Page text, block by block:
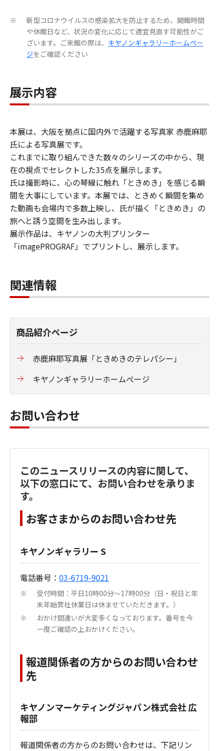
※
新型コロナウイルスの感染拡大を防止するため、開館時間
や休館日など、状況の変化に応じて適宜見直す可能性がご
ざいます。ご来館の際は、 キヤノンギャラリーホームペー
ジをご確認ください
展示内容
本展は、大阪を拠点に国内外で活躍する写真家 赤鹿麻耶
氏による写真展です。
これまでに取り組んできた数々のシリーズの中から、現
在の視点でセレクトした35点を展示します。
氏は撮影時に、心の琴線に触れ「ときめき」を感じる瞬
間を大事にしています。本展では、ときめく瞬間を集め
た動画も会場内で多数上映し、氏が描く「ときめき」の
旅へと誘う空間を生み出します。
展示作品は、キヤノンの大判プリンター
「imagePROGRAF」でプリントし、展示します。
関連情報
商品紹介ページ
赤鹿麻耶写真展「ときめきのテレパシー」
キヤノンギャラリーホームぺージ
お問い合わせ
このニュースリリースの内容に関して、
以下の窓口にて、お問い合わせを承りま
す。
お客さまからのお問い合わせ先
キヤノンギャラリー S
電話番号： 03-6719-9021
※
受付時間：平日10時00分～17時00分（日・祝日と年
末年始弊社休業日は休ませていただきます。）
※
おかけ間違いが大変多くなっております。番号を今
一度ご確認の上おかけください。
報道関係者の方からのお問い合わせ
先
キヤノンマーケティングジャパン株式会社 広
報部
報道関係者の方からのお問い合わせは、下記リン